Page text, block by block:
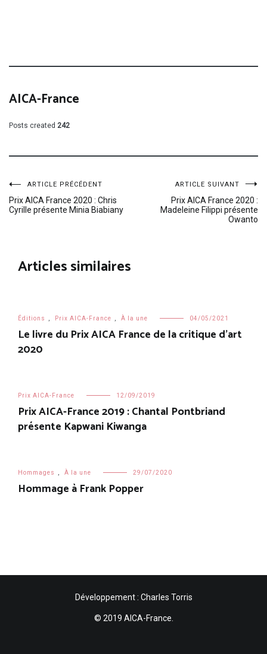
AICA-France
Posts created 242
Navigation
de
l’article
ARTICLE PRÉCÉDENT
Prix AICA France 2020 : Chris
Cyrille présente Minia Biabiany
ARTICLE SUIVANT
Prix AICA France 2020 :
Madeleine Filippi présente
Owanto
Articles similaires
Éditions , Prix AICA-France , À la une 04/05/2021
Le livre du Prix AICA France de la critique d’art
2020
Prix AICA-France 12/09/2019
Prix AICA-France 2019 : Chantal Pontbriand
présente Kapwani Kiwanga
Hommages , À la une 29/07/2020
Hommage à Frank Popper
Développement : Charles Torris
© 2019 AICA-France.